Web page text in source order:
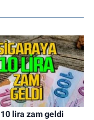
lira zam geldi